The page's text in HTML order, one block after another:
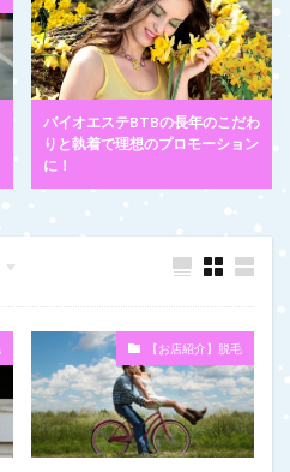
バイオエステBTBの長年のこだわ
りと執着で理想のプロモーション
に！
【お店紹介】脱毛